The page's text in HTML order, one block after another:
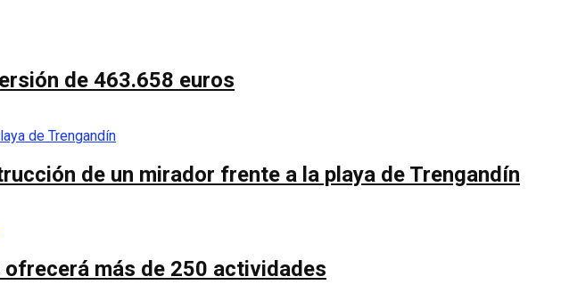
de 463.658 euros
de un mirador frente a la playa de Trengandín
más de 250 actividades